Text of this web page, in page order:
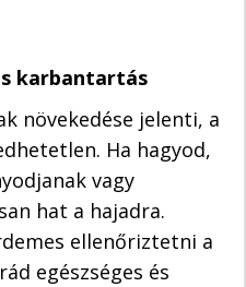
karbantartás
növekedése jelenti, a
Ha hagyod,
vagy
hat a hajadra.
ellenőriztetni a
egészséges és